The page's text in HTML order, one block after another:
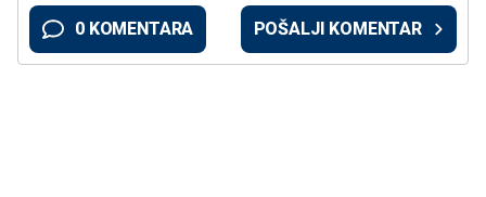
0 KOMENTARA POŠALJI KOMENTAR